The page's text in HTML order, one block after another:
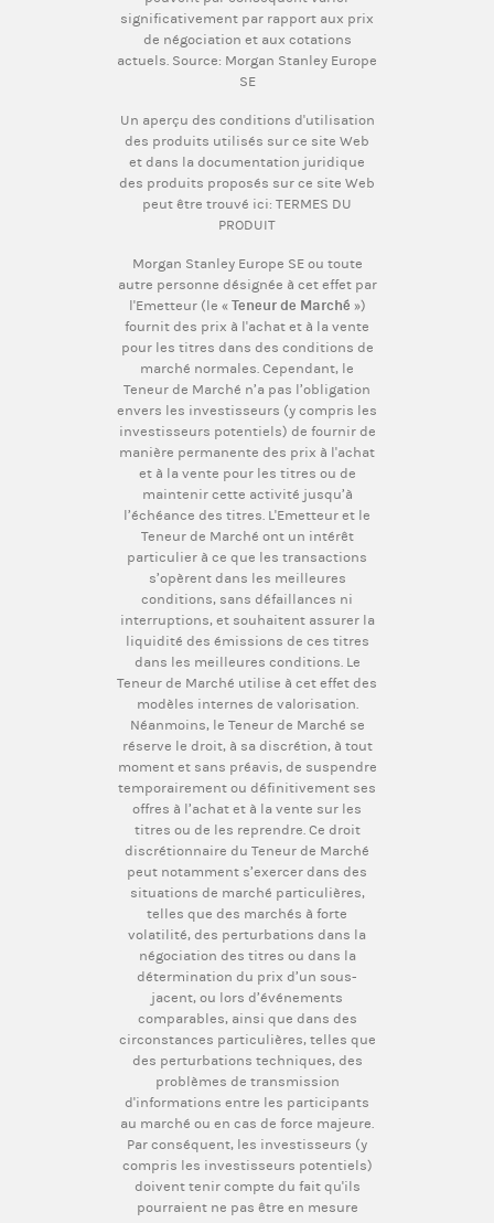
significativement par rapport aux prix
de négociation et aux cotations
actuels. Source: Morgan Stanley Europe
SE
Un aperçu des conditions d'utilisation
des produits utilisés sur ce site Web
et dans la documentation juridique
des produits proposés sur ce site Web
peut être trouvé ici: TERMES DU
PRODUIT
Morgan Stanley Europe SE ou toute
autre personne désignée à cet effet par
l'Emetteur (le « Teneur de Marché »)
fournit des prix à l'achat et à la vente
pour les titres dans des conditions de
marché normales. Cependant, le
Teneur de Marché n’a pas l’obligation
envers les investisseurs (y compris les
investisseurs potentiels) de fournir de
manière permanente des prix à l'achat
et à la vente pour les titres ou de
maintenir cette activité jusqu’à
l’échéance des titres. L'Emetteur et le
Teneur de Marché ont un intérêt
particulier à ce que les transactions
s’opèrent dans les meilleures
conditions, sans défaillances ni
interruptions, et souhaitent assurer la
liquidité des émissions de ces titres
dans les meilleures conditions. Le
Teneur de Marché utilise à cet effet des
modèles internes de valorisation.
Néanmoins, le Teneur de Marché se
réserve le droit, à sa discrétion, à tout
moment et sans préavis, de suspendre
temporairement ou définitivement ses
offres à l’achat et à la vente sur les
titres ou de les reprendre. Ce droit
discrétionnaire du Teneur de Marché
peut notamment s’exercer dans des
situations de marché particulières,
telles que des marchés à forte
volatilité, des perturbations dans la
négociation des titres ou dans la
détermination du prix d’un sous-
jacent, ou lors d’événements
comparables, ainsi que dans des
circonstances particulières, telles que
des perturbations techniques, des
problèmes de transmission
d'informations entre les participants
au marché ou en cas de force majeure.
Par conséquent, les investisseurs (y
compris les investisseurs potentiels)
doivent tenir compte du fait qu'ils
pourraient ne pas être en mesure